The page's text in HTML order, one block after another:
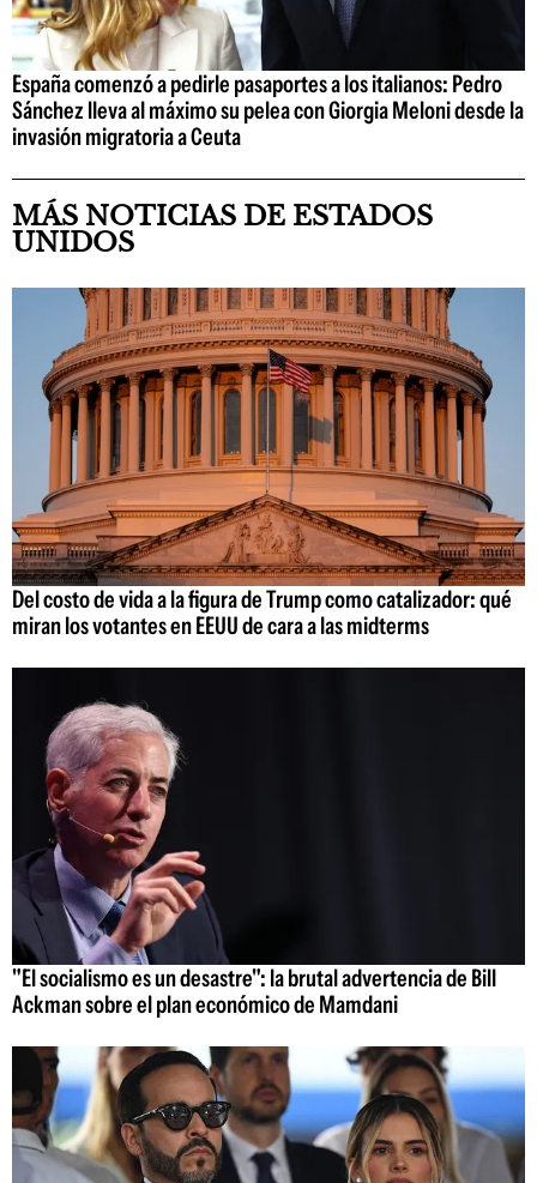
España comenzó a pedirle pasaportes a los italianos: Pedro
Sánchez lleva al máximo su pelea con Giorgia Meloni desde la
invasión migratoria a Ceuta
MÁS NOTICIAS DE ESTADOS
UNIDOS
Del costo de vida a la figura de Trump como catalizador: qué
miran los votantes en EEUU de cara a las midterms
"El socialismo es un desastre": la brutal advertencia de Bill
Ackman sobre el plan económico de Mamdani